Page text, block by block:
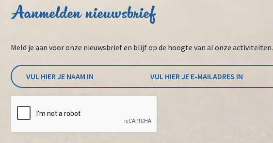
Aanmelden nieuwsbrief
Meld je aan voor onze nieuwsbrief en blijf op de hoogte van al onze activiteiten.